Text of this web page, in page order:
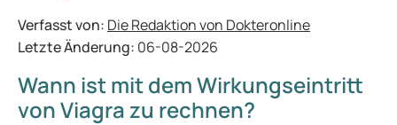
Verfasst von: Die Redaktion von Dokteronline
Letzte Änderung: 06-08-2026
Wann ist mit dem Wirkungseintritt
von Viagra zu rechnen?